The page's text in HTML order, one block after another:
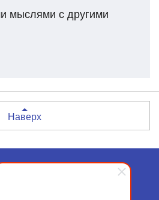
мыслями с другими
Наверх
118-43-83